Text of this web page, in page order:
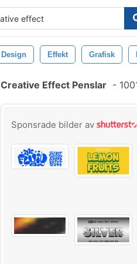
Design Effekt Grafisk
Creative Effect Penslar -
Sponsrade bilder av